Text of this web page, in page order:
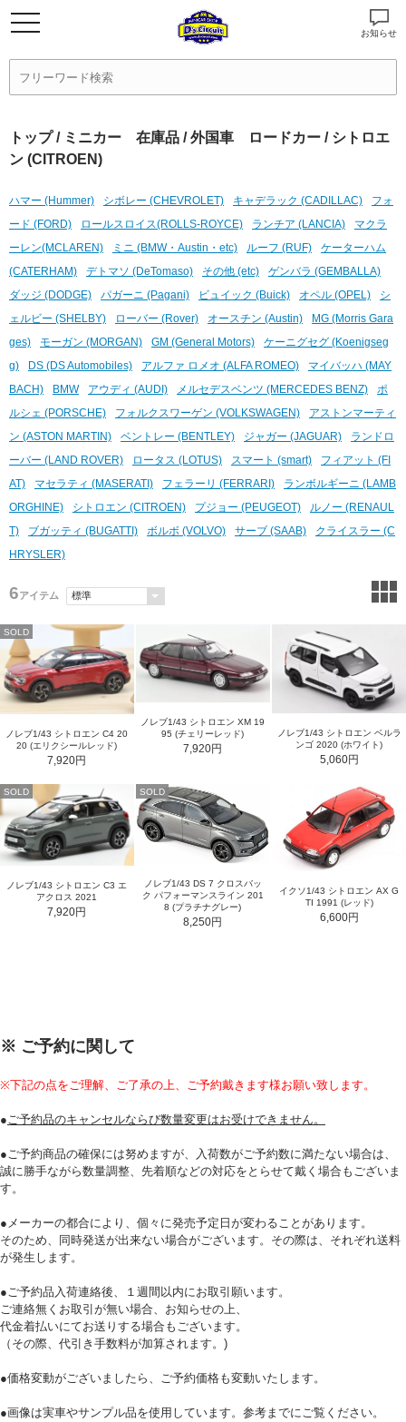
お知らせ
トップ/ ミニカー 在庫品 /外国車 ロードカー / シトロエ
ン (CITROEN)
ハマー (Hummer) シボレー (CHEVROLET) キャデラック (CADILLAC)
フォ
ード (FORD)
ロールスロイス(ROLLS-ROYCE) ランチア (LANCIA)
マクラ
ーレン(MCLAREN)
ミニ (BMW・Austin・etc) ルーフ (RUF)
ケーターハム
(CATERHAM)
デトマソ (DeTomaso) その他 (etc)
ゲンバラ (GEMBALLA)
ダッジ (DODGE)
パガーニ (Pagani) ビュイック (Buick) オペル (OPEL)
シ
ェルビー (SHELBY)
ローバー (Rover) オースチン (Austin)
MG (Morris Gara
ges)
モーガン (MORGAN) GM (General Motors)
ケーニグセグ (Koenigseg
g)
DS (DS Automobiles) アルファ ロメオ (ALFA ROMEO)
マイバッハ (MAY
BACH)
BMW アウディ (AUDI) メルセデスベンツ (MERCEDES BENZ)
ポ
ルシェ (PORSCHE)
フォルクスワーゲン (VOLKSWAGEN)
アストンマーティ
ン (ASTON MARTIN)
ベントレー (BENTLEY) ジャガー (JAGUAR)
ランドロ
ーバー (LAND ROVER)
ロータス (LOTUS) スマート (smart)
フィアット (FI
AT)
マセラティ (MASERATI) フェラーリ (FERRARI)
ランボルギーニ (LAMB
ORGHINE)
シトロエン (CITROEN) プジョー (PEUGEOT)
ルノー (RENAUL
T)
ブガッティ (BUGATTI) ボルボ (VOLVO) サーブ (SAAB)
クライスラー (C
HRYSLER)
6アイテム
SOLD
ノレブ1/43 シトロエン C4 20
20 (エリクシールレッド)
7,920円
ノレブ1/43 シトロエン XM 19
95 (チェリーレッド)
7,920円
ノレブ1/43 シトロエン ベルラ
ンゴ 2020 (ホワイト)
5,060円
SOLD
ノレブ1/43 シトロエン C3 エ
アクロス 2021
7,920円
SOLD
ノレブ1/43 DS 7 クロスバッ
ク パフォーマンスライン 201
8 (プラチナグレー)
8,250円
イクソ1/43 シトロエン AX G
TI 1991 (レッド)
6,600円
※ ご予約に関して
※下記の点をご理解、ご了承の上、ご予約戴きます様お願い致します。
●ご予約品のキャンセルならび数量変更はお受けできません。
●ご予約商品の確保には努めますが、入荷数がご予約数に満たない場合は、
誠に勝手ながら数量調整、先着順などの対応をとらせて戴く場合もございま
す。
●メーカーの都合により、個々に発売予定日が変わることがあります。
そのため、同時発送が出来ない場合がございます。その際は、それぞれ送料
が発生します。
●ご予約品入荷連絡後、１週間以内にお取引願います。
ご連絡無くお取引が無い場合、お知らせの上、
代金着払いにてお送りする場合もございます。
（その際、代引き手数料が加算されます。)
●価格変動がございましたら、ご予約価格も変動いたします。
●画像は実車やサンプル品を使用しています。参考までにご覧ください。